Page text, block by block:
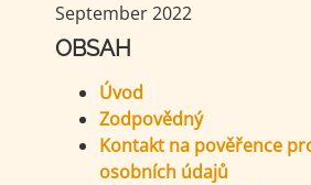
September 2022
OBSAH
Úvod
Zodpovědný
Kontakt na pověřence
osobních údajů